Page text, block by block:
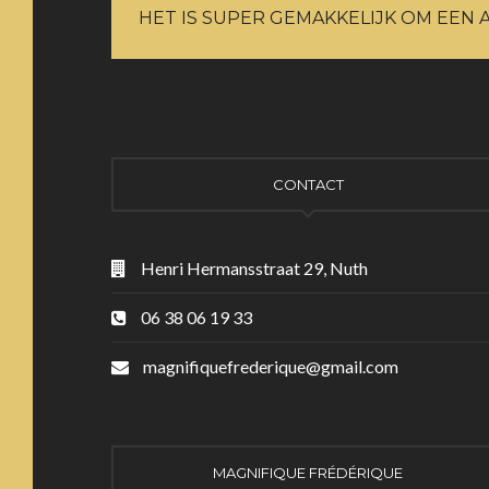
HET IS SUPER GEMAKKELIJK OM EEN
CONTACT
Henri Hermansstraat 29, Nuth
06 38 06 19 33
magnifiquefrederique@gmail.com
MAGNIFIQUE FRÉDÉRIQUE